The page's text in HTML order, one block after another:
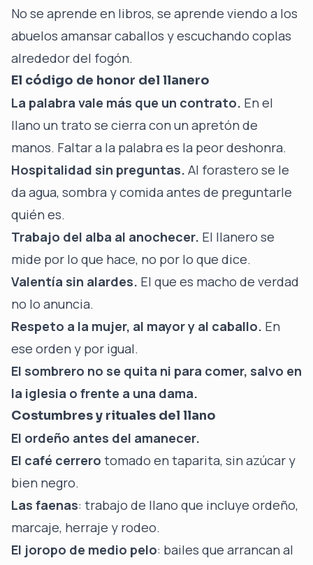
No se aprende en libros, se aprende viendo a los
abuelos amansar caballos y escuchando coplas
alrededor del fogón.
El código de honor del llanero
La palabra vale más que un contrato. En el
llano un trato se cierra con un apretón de
manos. Faltar a la palabra es la peor deshonra.
Hospitalidad sin preguntas. Al forastero se le
da agua, sombra y comida antes de preguntarle
quién es.
Trabajo del alba al anochecer. El llanero se
mide por lo que hace, no por lo que dice.
Valentía sin alardes. El que es macho de verdad
no lo anuncia.
Respeto a la mujer, al mayor y al caballo. En
ese orden y por igual.
El sombrero no se quita ni para comer, salvo en
la iglesia o frente a una dama.
Costumbres y rituales del llano
El ordeño antes del amanecer.
El café cerrero tomado en taparita, sin azúcar y
bien negro.
Las faenas: trabajo de llano que incluye ordeño,
marcaje, herraje y rodeo.
El joropo de medio pelo: bailes que arrancan al